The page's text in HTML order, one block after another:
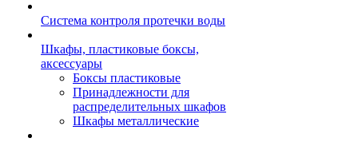
Система контроля протечки воды
Шкафы, пластиковые боксы,
аксессуары
Боксы пластиковые
Принадлежности для
распределительных шкафов
Шкафы металлические